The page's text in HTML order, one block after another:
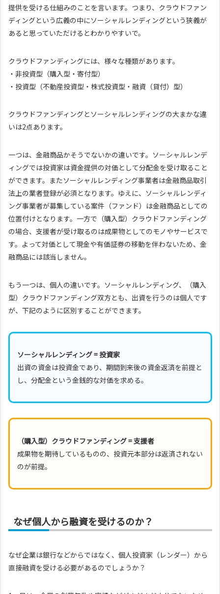
提供を受ける仕組みのことを言います。つまり、クラウドファン
ディングという広義の中にソーシャルレンディングという狭義が
あると思っていただけるとわかりやすいで。
クラウドファンディングには、様々な種類があります。
・非投資型（購入型・寄付型）
・投資型（不動産投資型・株式投資型・融資（貸付）型）
クラウドファンディングとソーシャルレンディングの大まかな違
いは2点あります。
一つは、金融商品かそうでないかの違いです。ソーシャルレンデ
ィングでは投資家は資金提供の対価として分配金を受け取ること
ができます。またソーシャルレンディング事業者は金融商品取引
法上の業者登録が必須となります。ゆえに、ソーシャルレンディ
ング事業者が募集している案件（ファンド）は金融商品としての
位置付けとなります。一方で（購入型）クラウドファンディング
の場合、支援者が受け取るのは成果物としてのモノやサービスで
す。よって対価として現金や有価証券の移動を伴わないため、金
融商品には該当しません。
もう一つは、個人の違いです。ソーシャルレンディング、（購入
型）クラウドファンディング双方とも、出資を行うのは個人です
が、下記のように区別することができます。
ソーシャルレンディング = 投資家
出資の資金は投資金であり、期間到来後の資金返済を前提と
し、分配金という金銭的な対価を求める。
（購入型）クラウドファンディング = 支援者
成果物を期待しているものの、投資元本部分は返済されない
のが前提。
なぜ個人から融資を受けるのか？
なぜ企業は銀行などからではなく、個人投資家（レンダー）から
直接融資を受ける必要があるのでしょうか？